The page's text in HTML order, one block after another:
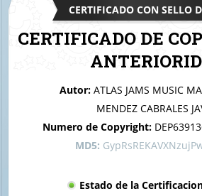
CERTIFICADO CON SELLO
CERTIFICADO DE
Logo y marca de
Autor: ATLAS JAMS MUSIC
MENDEZ CABRALES
Numero de Copyright:
MD5:
Estado de la